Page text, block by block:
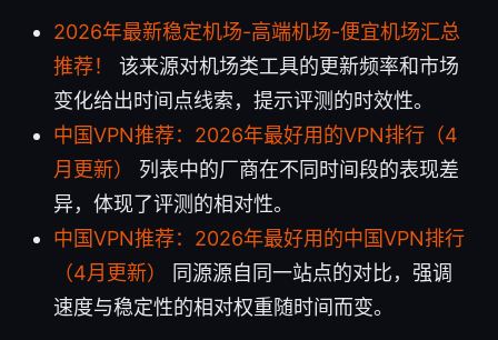
2026年最新稳定机场-高端机场-便宜机场汇总
推荐！
该来源对机场类工具的更新频率和市场
变化给出时间点线索，提示评测的时效性。
中国VPN推荐：2026年最好用的VPN排行（4
月更新）
列表中的厂商在不同时间段的表现差
异，体现了评测的相对性。
中国VPN推荐：2026年最好用的中国VPN排行
（4月更新）
同源源自同一站点的对比，强调
速度与稳定性的相对权重随时间而变。